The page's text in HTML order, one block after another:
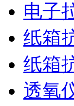
电子
纸箱
纸箱
透氧